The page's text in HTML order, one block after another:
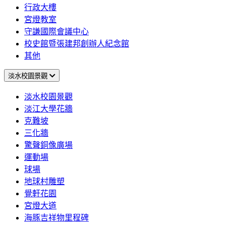
行政大樓
宮燈教室
守謙國際會議中心
校史館暨張建邦創辦人紀念館
其他
淡水校園景觀
淡水校園景觀
淡江大學花牆
克難坡
三化牆
驚聲銅像廣場
運動場
球場
地球村雕塑
覺軒花園
宮燈大道
海豚吉祥物里程碑